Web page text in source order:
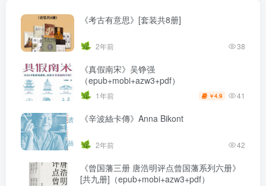
《考古有意思》[套装共8册]
2年前 38
《真假南宋》吴铮强
（epub+mobi+azw3+pdf）
1年前 ￥4.9 41
《辛波絲卡傳》Anna Bikont
2年前 42
《曾国藩三册 唐浩明评点曾国藩系列六册》
[共九册]（epub+mobi+azw3+pdf）